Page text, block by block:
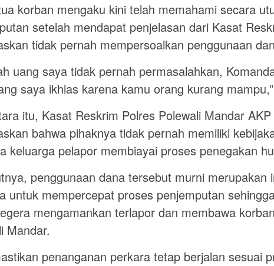
korban mengaku kini telah memahami secara
setelah mendapat penjelasan dari Kasat
tidak pernah mempersoalkan penggunaan
uang saya tidak pernah permasalahkan,
saya ikhlas karena kamu orang kurang
itu, Kasat Reskrim Polres Polewali Mandar
bahwa pihaknya tidak pernah memiliki
keluarga pelapor membiayai proses penegakan
penggunaan dana tersebut murni merupakan
untuk mempercepat proses penjemputan
mengamankan terlapor dan membawa
Mandar.
penanganan perkara tetap berjalan sesuai